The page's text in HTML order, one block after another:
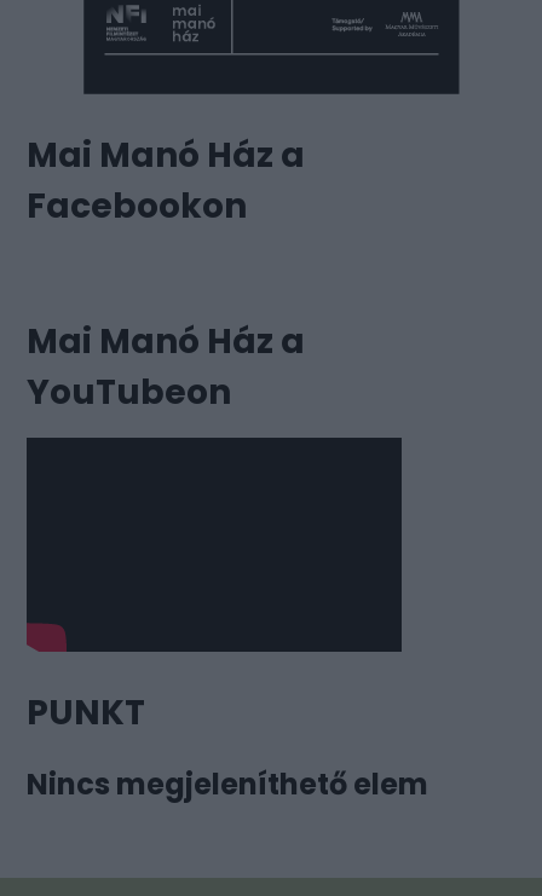
Mai Manó Ház a
Facebookon
Mai Manó Ház a
YouTubeon
PUNKT
Nincs megjeleníthető elem